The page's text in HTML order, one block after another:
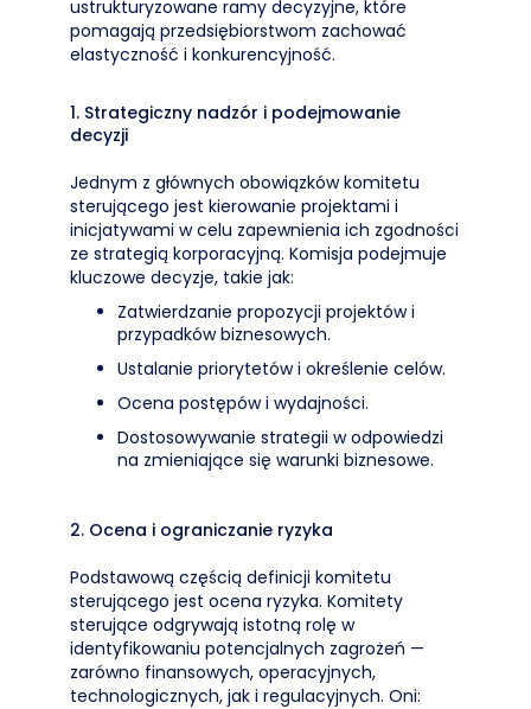
ustrukturyzowane ramy decyzyjne, które
pomagają przedsiębiorstwom zachować
elastyczność i konkurencyjność.
1. Strategiczny nadzór i podejmowanie
decyzji
Jednym z głównych obowiązków komitetu
sterującego jest kierowanie projektami i
inicjatywami w celu zapewnienia ich zgodności
ze strategią korporacyjną. Komisja podejmuje
kluczowe decyzje, takie jak:
Zatwierdzanie propozycji projektów i
przypadków biznesowych.
Ustalanie priorytetów i określenie celów.
Ocena postępów i wydajności.
Dostosowywanie strategii w odpowiedzi
na zmieniające się warunki biznesowe.
2. Ocena i ograniczanie ryzyka
Podstawową częścią definicji komitetu
sterującego jest ocena ryzyka. Komitety
sterujące odgrywają istotną rolę w
identyfikowaniu potencjalnych zagrożeń —
zarówno finansowych, operacyjnych,
technologicznych, jak i regulacyjnych. Oni: